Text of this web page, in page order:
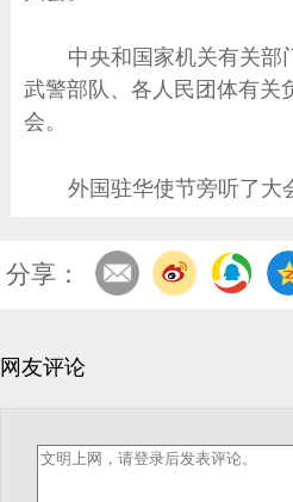
中央和国家机关有关部
武警部队、各人民团体有关
会。
外国驻华使节旁听了大
分享：
网友评论